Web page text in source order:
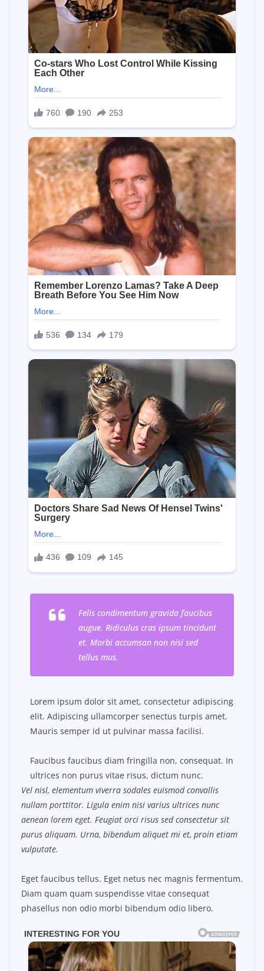
Felis condimentum gravida faucibus
augue. Ridiculus cras ipsum tincidunt
et. Morbi accumsan non nisi sed
tellus mus.
Lorem ipsum dolor sit amet, consectetur adipiscing
elit. Adipiscing ullamcorper senectus turpis amet.
Mauris semper id ut pulvinar massa facilisi.
Faucibus faucibus diam fringilla non, consequat. In
ultrices non purus vitae risus, dictum nunc.
Vel nisl, elementum viverra sodales euismod convallis
nullam porttitor. Ligula enim nisi varius ultrices nunc
aenean lorem eget. Feugiat orci risus sed consectetur sit
purus aliquam. Urna, bibendum aliquet mi et, proin etiam
vulputate.
Eget faucibus tellus. Eget netus nec magnis fermentum.
Diam quam quam suspendisse vitae consequat
phasellus non odio morbi bibendum odio libero.